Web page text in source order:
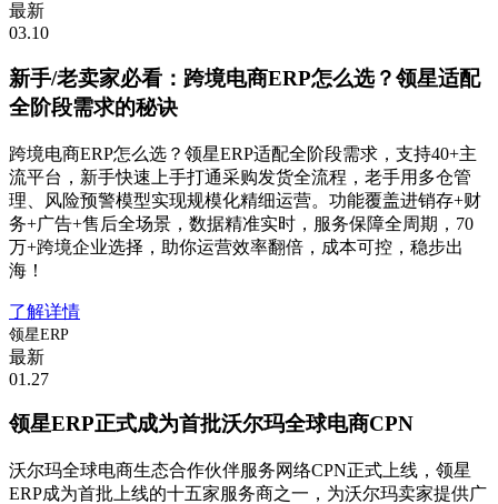
最新
03.10
新手/老卖家必看：跨境电商ERP怎么选？领星适配
全阶段需求的秘诀
跨境电商ERP怎么选？领星ERP适配全阶段需求，支持40+主
流平台，新手快速上手打通采购发货全流程，老手用多仓管
理、风险预警模型实现规模化精细运营。功能覆盖进销存+财
务+广告+售后全场景，数据精准实时，服务保障全周期，70
万+跨境企业选择，助你运营效率翻倍，成本可控，稳步出
海！
了解详情
领星ERP
最新
01.27
领星ERP正式成为首批沃尔玛全球电商CPN
沃尔玛全球电商生态合作伙伴服务网络CPN正式上线，领星
ERP成为首批上线的十五家服务商之一，为沃尔玛卖家提供广